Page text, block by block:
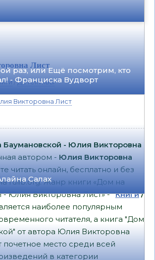
раз, или Ещё посмотрим, кто
- Франциска Вудворт
Салах
Лист
/Детективы
Викторовна Лист
Баумановской - Юлия Викторовна
автором - Юлия Викторовна
читать онлайн, бесплатно и без
rulib.org. Жанр книги «Дом на
- Юлия Викторовна Лист» -"Книги/
наиболее популярным
читателя, а книга "Дом
от автора Юлия Викторовна
почетное место среди всей
в категории